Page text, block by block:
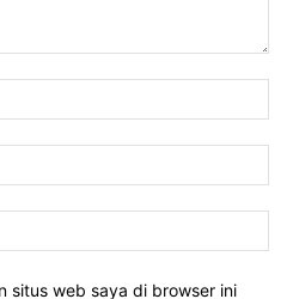
situs web saya di browser ini